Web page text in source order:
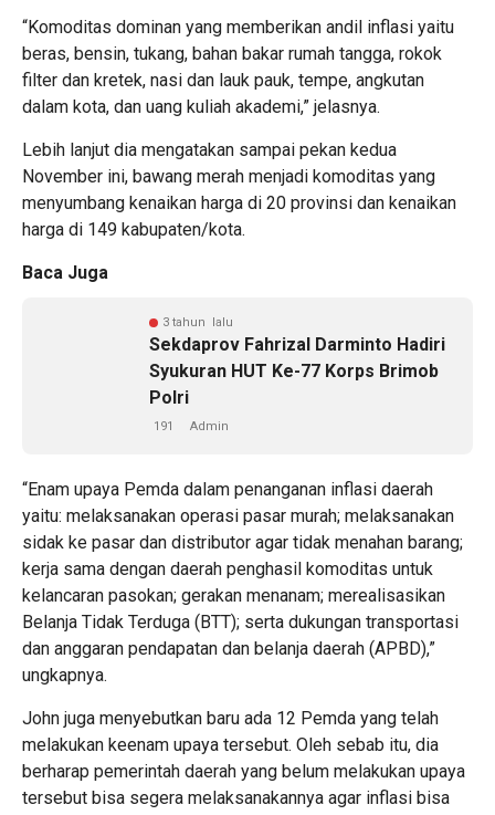
“Komoditas dominan yang memberikan andil inflasi yaitu
beras, bensin, tukang, bahan bakar rumah tangga, rokok
filter dan kretek, nasi dan lauk pauk, tempe, angkutan
dalam kota, dan uang kuliah akademi,” jelasnya.
Lebih lanjut dia mengatakan sampai pekan kedua
November ini, bawang merah menjadi komoditas yang
menyumbang kenaikan harga di 20 provinsi dan kenaikan
harga di 149 kabupaten/kota.
Baca Juga
3 tahun lalu
Sekdaprov Fahrizal Darminto Hadiri
Syukuran HUT Ke-77 Korps Brimob
Polri
191 Admin
“Enam upaya Pemda dalam penanganan inflasi daerah
yaitu: melaksanakan operasi pasar murah; melaksanakan
sidak ke pasar dan distributor agar tidak menahan barang;
kerja sama dengan daerah penghasil komoditas untuk
kelancaran pasokan; gerakan menanam; merealisasikan
Belanja Tidak Terduga (BTT); serta dukungan transportasi
dan anggaran pendapatan dan belanja daerah (APBD),”
ungkapnya.
John juga menyebutkan baru ada 12 Pemda yang telah
melakukan keenam upaya tersebut. Oleh sebab itu, dia
berharap pemerintah daerah yang belum melakukan upaya
tersebut bisa segera melaksanakannya agar inflasi bisa